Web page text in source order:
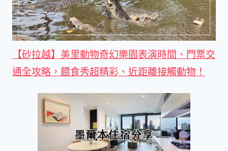
【砂拉越】美里動物奇幻樂園表演時間、門票交
通全攻略，餵食秀超精彩、近距離接觸動物！